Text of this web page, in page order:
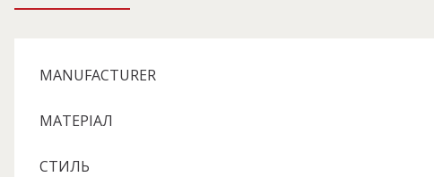
MANUFACTURER
МАТЕРІАЛ
СТИЛЬ